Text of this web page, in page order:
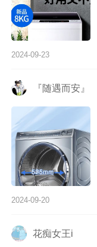
2024-09-23
『随遇而安』
2024-09-20
花痴女王i